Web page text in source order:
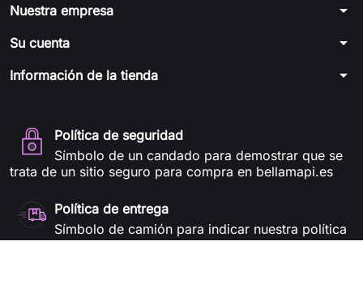
Nuestra empresa arrow_drop_down
Su cuenta arrow_drop_down
Información de la tienda arrow_drop_down
Política de seguridad
Símbolo de un candado para demostrar que se
trata de un sitio seguro para compra en bellamapi.es
Política de entrega
Símbolo de camión para indicar nuestra política
de entregas en bellamapi.es